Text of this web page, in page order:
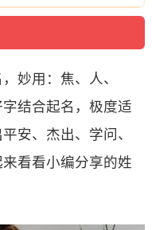
妙用：焦、人、
结合起名，极度适
安、杰出、学问、
看看小编分享的姓